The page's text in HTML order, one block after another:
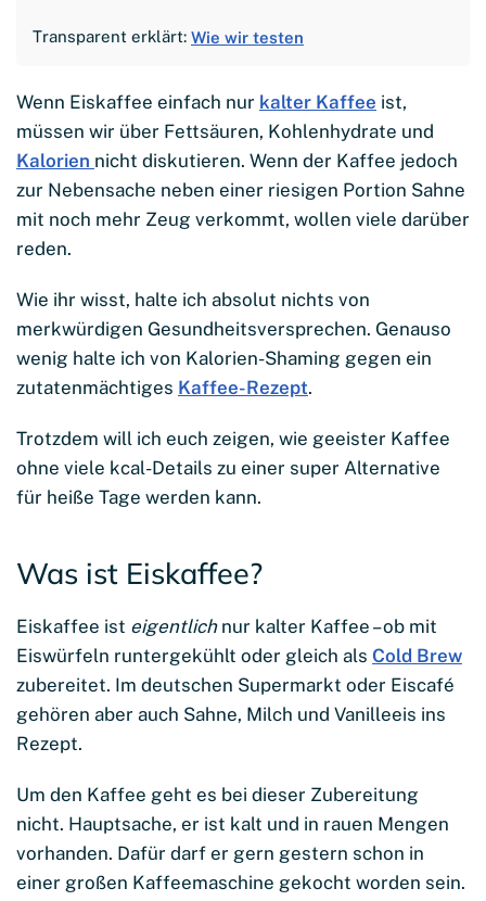
Transparent erklärt: Wie wir testen
Wenn Eiskaffee einfach nur kalter Kaffee ist,
müssen wir über Fettsäuren, Kohlenhydrate und
Kalorien nicht diskutieren. Wenn der Kaffee jedoch
zur Nebensache neben einer riesigen Portion Sahne
mit noch mehr Zeug verkommt, wollen viele darüber
reden.
Wie ihr wisst, halte ich absolut nichts von
merkwürdigen Gesundheitsversprechen. Genauso
wenig halte ich von Kalorien-Shaming gegen ein
zutatenmächtiges Kaffee-Rezept.
Trotzdem will ich euch zeigen, wie geeister Kaffee
ohne viele kcal-Details zu einer super Alternative
für heiße Tage werden kann.
Was ist Eiskaffee?
Eiskaffee ist eigentlich nur kalter Kaffee – ob mit
Eiswürfeln runtergekühlt oder gleich als Cold Brew
zubereitet. Im deutschen Supermarkt oder Eiscafé
gehören aber auch Sahne, Milch und Vanilleeis ins
Rezept.
Um den Kaffee geht es bei dieser Zubereitung
nicht. Hauptsache, er ist kalt und in rauen Mengen
vorhanden. Dafür darf er gern gestern schon in
einer großen Kaffeemaschine gekocht worden sein.